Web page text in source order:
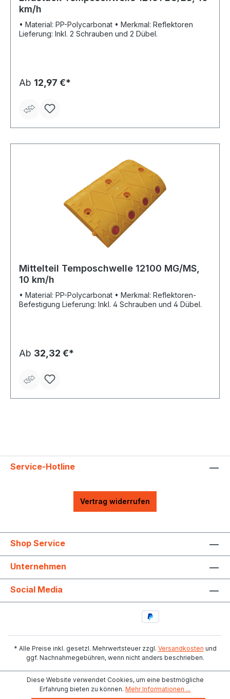
km/h
• Material: PP-Polycarbonat • Merkmal: Reflektoren
Lieferung: Inkl. 2 Schrauben und 2 Dübel.
Ab 12,97 €*
Mittelteil Temposchwelle 12100 MG/MS,
10 km/h
• Material: PP-Polycarbonat • Merkmal: Reflektoren-
Befestigung Lieferung: Inkl. 4 Schrauben und 4 Dübel.
Ab 32,32 €*
Service-Hotline
Vertrag widerrufen
Shop Service
Unternehmen
Social Media
* Alle Preise inkl. gesetzl. Mehrwertsteuer zzgl. Versandkosten und
ggf. Nachnahmegebühren, wenn nicht anders beschrieben.
Diese Website verwendet Cookies, um eine bestmögliche
Erfahrung bieten zu können. Mehr Informationen ...